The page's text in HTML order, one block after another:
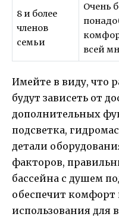
8 и более
членов
семьи
Очень
всей
Имейте в виду, что
будут зависеть от
дополнительных
подсветка,
детали
факторов,
бассейна с душем
обеспечит комфорт
использования для